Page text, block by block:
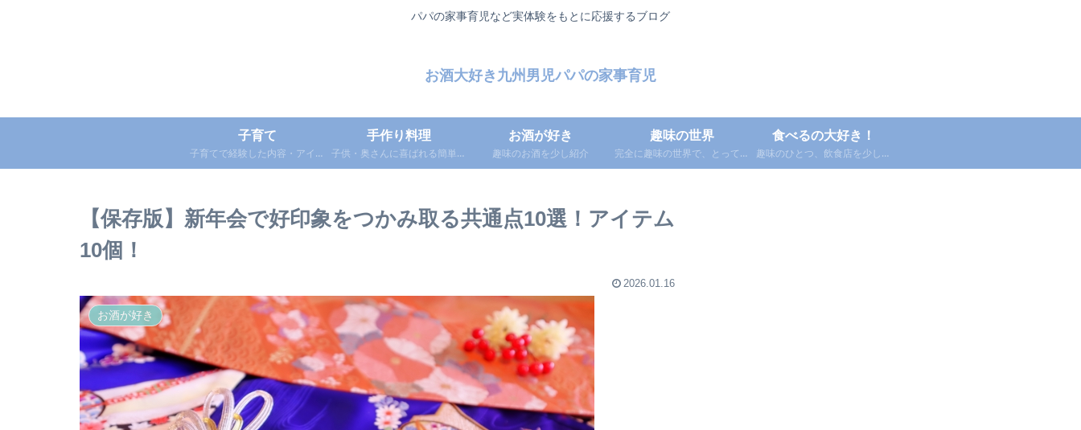
パパの家事育児など実体験をもとに応援するブログ
お酒大好き九州男児パパの家事育児
子育て
子育てで経験した内容・アイテ
ムを紹介
手作り料理
子供・奥さんに喜ばれる簡単レ
シピ・便利アイテム・調味料な
お酒が好き
趣味のお酒を少し紹介
趣味の世界
完全に趣味の世界で、とっても
浅い知識をつぶやき投稿。
食べるの大好き！
趣味のひとつ、飲食店を少し紹
介
【保存版】新年会で好印象をつかみ取る共通点10選！アイテム
10個！
2026.01.16
お酒が好き